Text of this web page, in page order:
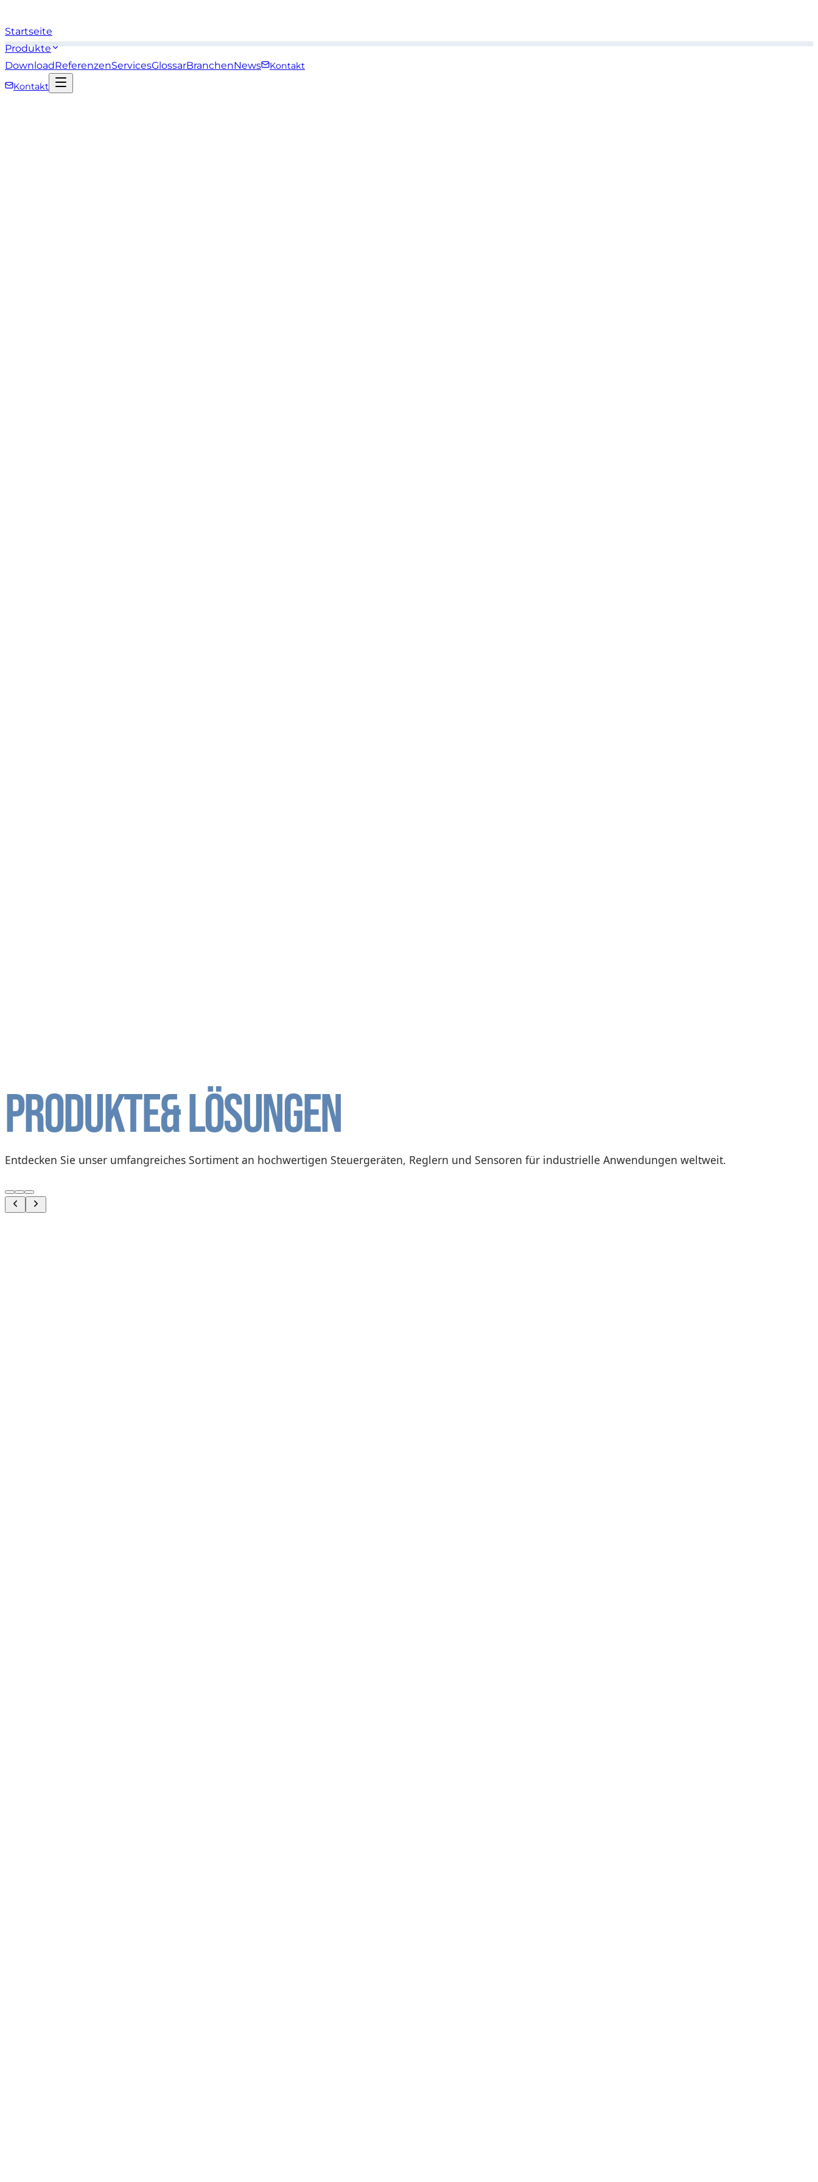
Startseite
Produkte
DownloadReferenzenServicesGlossarBranchenNews
Kontakt
Kontakt
Produkte& Lösungen
Entdecken Sie unser umfangreiches Sortiment an hochwertigen Steuergeräten, Reglern und Sensoren für industrielle Anwendungen weltweit.